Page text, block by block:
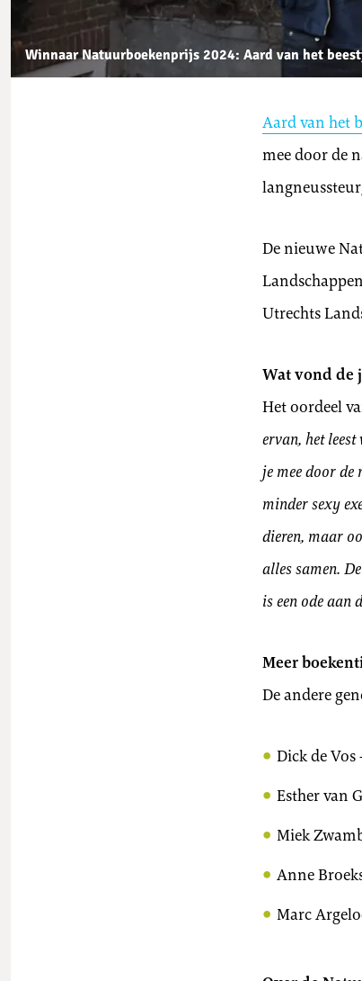
Winnaar Natuurboekenprijs 2024: Aard van het
Aard van het
mee door de
De nieuwe
Utrechts
Wat vond de
Het oordeel
ervan, het
je mee door
minder sexy
dieren, maar
alles samen.
is een ode aan
Meer
De andere
Dick de Vos
Esther van
Miek
Anne
Marc